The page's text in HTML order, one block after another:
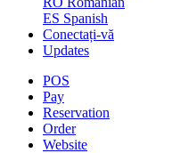
ES Spanish
Conectați-vă
Updates
POS
Pay
Reservation
Order
Website